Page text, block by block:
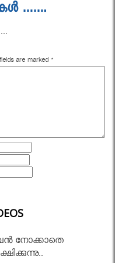
…….
are marked *
നോക്കാതെ